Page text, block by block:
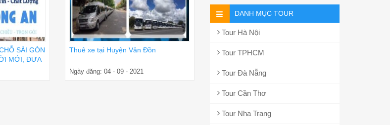
SÀI GÒN
MỚI, ĐƯA
Thuê xe tại Huyện Vân Đồn
Ngày đăng: 04 - 09 - 2021
DANH MỤC TOUR
Tour Hà Nội
Tour TPHCM
Tour Đà Nẵng
Tour Cần Thơ
Tour Nha Trang